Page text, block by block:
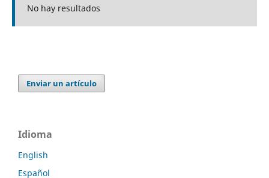
No hay resultados
Enviar un artículo
Idioma
English
Español